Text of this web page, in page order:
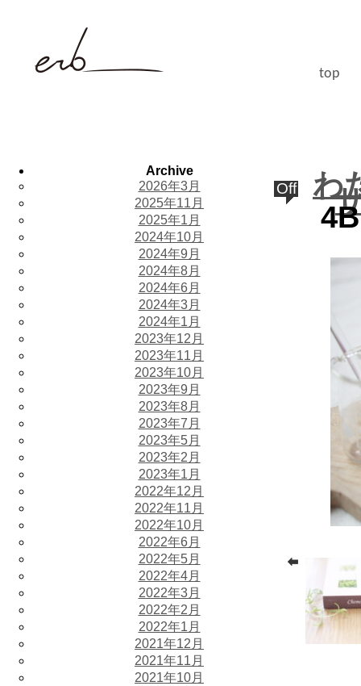
top
Off わ
Archive
2026年3月
2025年11月
2025年1月
2024年10月
2024年9月
2024年8月
2024年6月
2024年3月
2024年1月
2023年12月
2023年11月
2023年10月
2023年9月
2023年8月
2023年7月
2023年5月
2023年2月
2023年1月
2022年12月
2022年11月
2022年10月
2022年6月
2022年5月
2022年4月
2022年3月
2022年2月
2022年1月
2021年12月
2021年11月
2021年10月